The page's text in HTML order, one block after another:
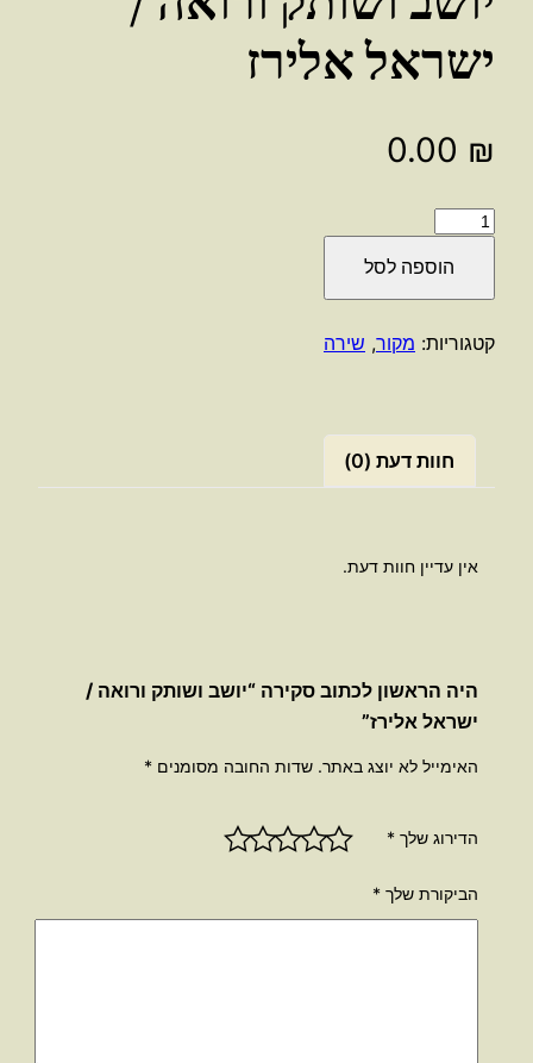
ישראל אלירז
0.00 ₪
כמות
ושותק
ורואה
הוספה לסל
קטגוריות: מקור, שירה
חוות דעת (0)
אין עדיין חוות דעת.
היה הראשון לכתוב סקירה “יושב ושותק ורואה /
ישראל אלירז”
האימייל לא יוצג באתר. שדות החובה מסומנים*
הדירוג שלך*
הביקורת שלך*